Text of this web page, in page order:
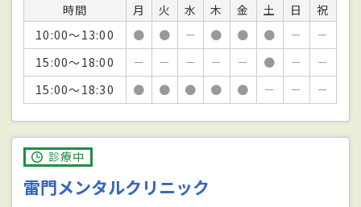
時間 月 火 水 木 金 土 日
祝
10:00～13:00
● ● － ● ● ● －
－
15:00～18:00
－ － － － － ● －
－
15:00～18:30
● ● ● ● ● － － －
診療中
雷門メンタルクリニック